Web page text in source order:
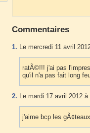
Commentaires
1. Le mercredi 11 avril
ratÃ©!!! j'ai pas
qu'il n'a pas fait long
2. Le mardi 17 avril 2012
j'aime bcp les